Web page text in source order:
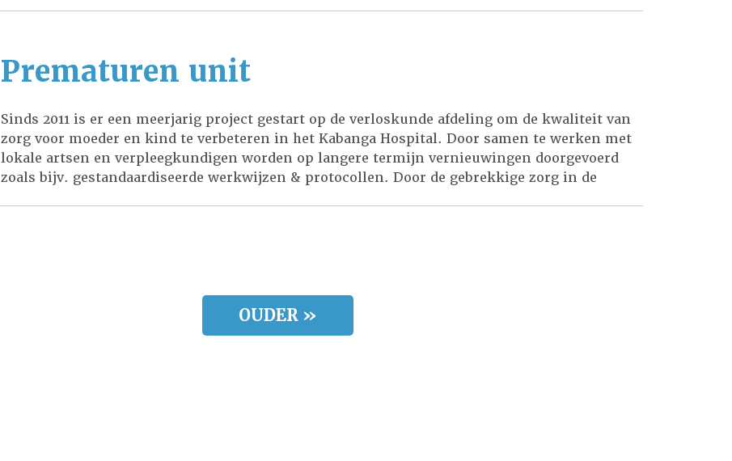
Prematuren unit
Sinds 2011 is er een meerjarig project gestart op de verloskunde afdeling om de kwaliteit van
zorg voor moeder en kind te verbeteren in het Kabanga Hospital. Door samen te werken met
lokale artsen en verpleegkundigen worden op langere termijn vernieuwingen doorgevoerd
zoals bijv. gestandaardiseerde werkwijzen & protocollen. Door de gebrekkige zorg in de
OUDER »